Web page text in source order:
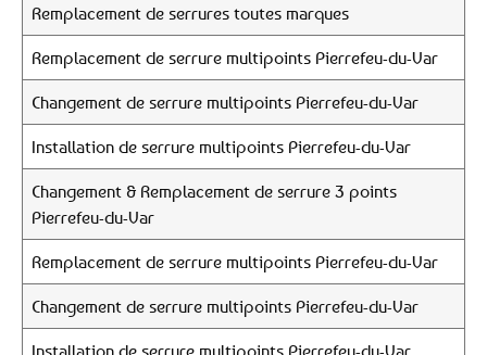
Remplacement de serrures toutes marques
Remplacement de serrure multipoints Pierrefeu-du-Var
Changement de serrure multipoints Pierrefeu-du-Var
Installation de serrure multipoints Pierrefeu-du-Var
Changement & Remplacement de serrure 3 points
Pierrefeu-du-Var
Remplacement de serrure multipoints Pierrefeu-du-Var
Changement de serrure multipoints Pierrefeu-du-Var
Installation de serrure multipoints Pierrefeu-du-Var